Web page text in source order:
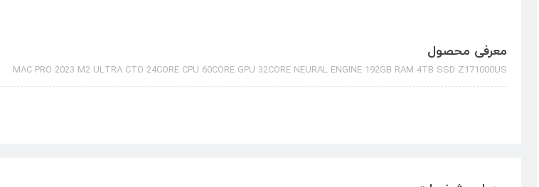
معرفی محصول
MAC PRO 2023 M2 ULTRA CTO 24CORE CPU 60CORE GPU 32CORE NEURAL ENGINE 192GB RAM 4TB SSD Z171000US